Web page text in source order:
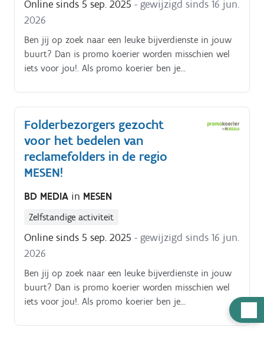
Online sinds 5 sep. 2025 - gewijzigd sinds 16 jun.
2026
Ben jij op zoek naar een leuke bijverdienste in jouw
buurt? Dan is promo koerier worden misschien wel
iets voor jou!. Als promo koerier ben je
Je kiest daarbij zelf hoe je dat doet (met de fiets, te
voet, bromfiets, … ) De folderpakketten moeten
tussen zondagochtend en dinsdagavond in de
brievenbussen belanden Je kiest binnen die
tijdspanne zelf wanneer je de pakketten rondbrengt
eigen beschikbaarheid De opdracht is in zelfstandig
wordt tijdens een gesprek in het dichtstbijzijnde
kantoor of via een videocall gegeven.
Folderbezorgers gezocht
voor het bedelen van
reclamefolders in de regio
MESEN!
BD MEDIA in MESEN
Zelfstandige activiteit
Online sinds 5 sep. 2025 - gewijzigd sinds 16 jun.
2026
Ben jij op zoek naar een leuke bijverdienste in jouw
buurt? Dan is promo koerier worden misschien wel
iets voor jou!. Als promo koerier ben je
wekelijkse folderpakket in de door jou gekozen buurt